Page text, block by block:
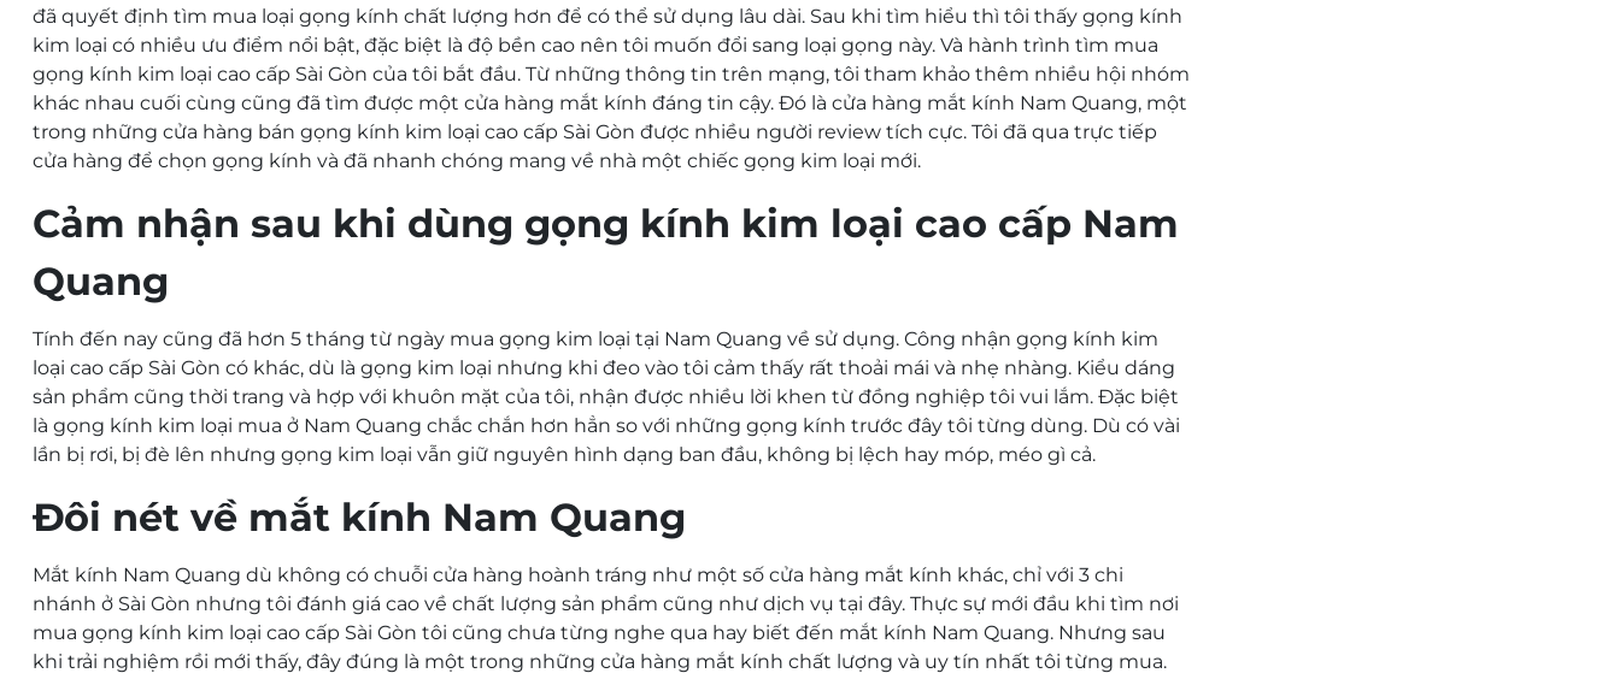
đã quyết định tìm mua loại gọng kính chất lượng hơn để có thể sử dụng lâu dài. Sau khi tìm hiểu thì tôi thấy gọng kính
kim loại có nhiều ưu điểm nổi bật, đặc biệt là độ bền cao nên tôi muốn đổi sang loại gọng này. Và hành trình tìm mua
gọng kính kim loại cao cấp Sài Gòn của tôi bắt đầu. Từ những thông tin trên mạng, tôi tham khảo thêm nhiều hội nhóm
khác nhau cuối cùng cũng đã tìm được một cửa hàng mắt kính đáng tin cậy. Đó là cửa hàng mắt kính Nam Quang, một
trong những cửa hàng bán gọng kính kim loại cao cấp Sài Gòn được nhiều người review tích cực. Tôi đã qua trực tiếp
cửa hàng để chọn gọng kính và đã nhanh chóng mang về nhà một chiếc gọng kim loại mới.
Cảm nhận sau khi dùng gọng kính kim loại cao cấp Nam
Quang
Tính đến nay cũng đã hơn 5 tháng từ ngày mua gọng kim loại tại Nam Quang về sử dụng. Công nhận gọng kính kim
loại cao cấp Sài Gòn có khác, dù là gọng kim loại nhưng khi đeo vào tôi cảm thấy rất thoải mái và nhẹ nhàng. Kiểu dáng
sản phẩm cũng thời trang và hợp với khuôn mặt của tôi, nhận được nhiều lời khen từ đồng nghiệp tôi vui lắm. Đặc biệt
là gọng kính kim loại mua ở Nam Quang chắc chắn hơn hẳn so với những gọng kính trước đây tôi từng dùng. Dù có vài
lần bị rơi, bị đè lên nhưng gọng kim loại vẫn giữ nguyên hình dạng ban đầu, không bị lệch hay móp, méo gì cả.
Đôi nét về mắt kính Nam Quang
Mắt kính Nam Quang dù không có chuỗi cửa hàng hoành tráng như một số cửa hàng mắt kính khác, chỉ với 3 chi
nhánh ở Sài Gòn nhưng tôi đánh giá cao về chất lượng sản phẩm cũng như dịch vụ tại đây. Thực sự mới đầu khi tìm nơi
mua gọng kính kim loại cao cấp Sài Gòn tôi cũng chưa từng nghe qua hay biết đến mắt kính Nam Quang. Nhưng sau
khi trải nghiệm rồi mới thấy, đây đúng là một trong những cửa hàng mắt kính chất lượng và uy tín nhất tôi từng mua.